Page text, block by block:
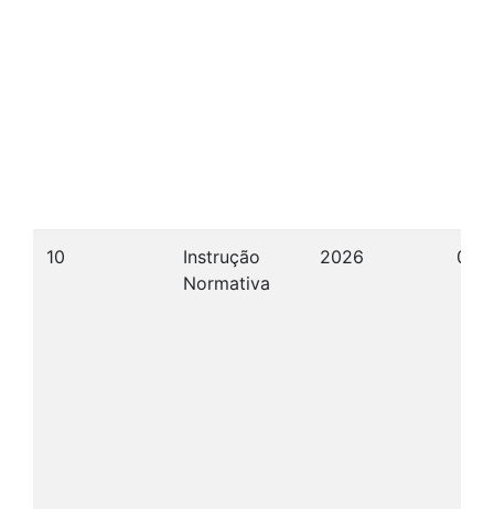
10
Instrução
Normativa
2026 08/